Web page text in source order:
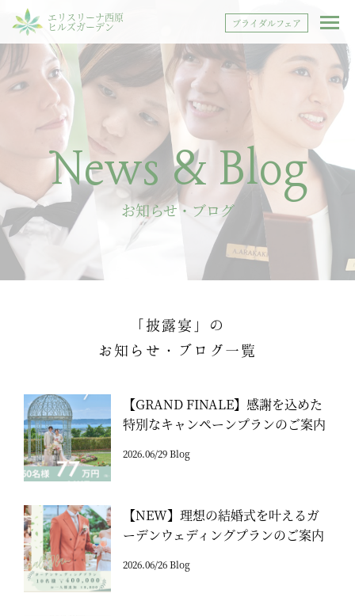
エリスリーナ西原
ヒルズガーデン ブライダルフェア
News & Blog
お知らせ・ブログ
「披露宴」の
お知らせ・ブログ一覧
【GRAND FINALE】感謝を込めた
特別なキャンペーンプランのご案内
2026.06/29 Blog
【NEW】理想の結婚式を叶えるガ
ーデンウェディングプランのご案内
2026.06/26 Blog